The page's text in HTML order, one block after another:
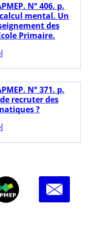
N° 406. p.
mental. Un
des
Primaire.
N° 371. p.
recruter des
?